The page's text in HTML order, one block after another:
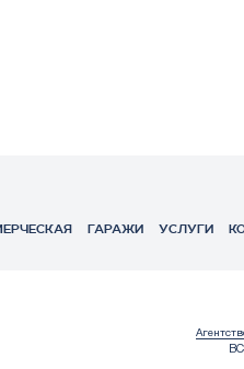
ГАРАЖИ УСЛУГИ